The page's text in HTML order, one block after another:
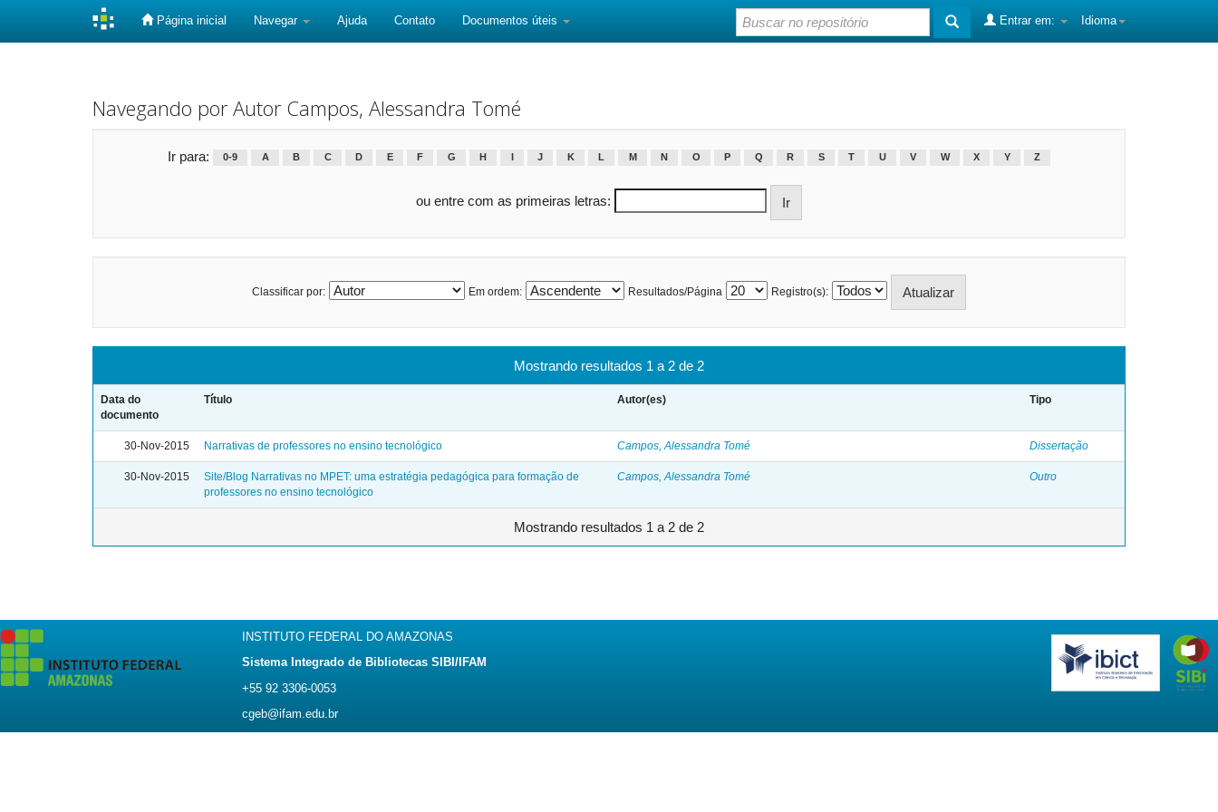
Página inicial Navegar Ajuda Contato Documentos úteis Idioma
Entrar em:
Navegando por Autor Campos, Alessandra Tomé
Ir para: 0-9 A B C D E F G H J K L M N O P Q R S T U V W X Y Z
ou entre com as primeiras letras:
Classificar por: Em ordem: Resultados/Página Registro(s):
Mostrando resultados 1 a 2 de 2
Data do
documento
Título Autor(es) Tipo
30-Nov-2015 Narrativas de professores no ensino tecnológico Campos, Alessandra Tomé Dissertação
30-Nov-2015
Site/Blog Narrativas no MPET: uma estratégia pedagógica para formação de
professores no ensino tecnológico
Campos, Alessandra Tomé Outro
Mostrando resultados 1 a 2 de 2
INSTITUTO FEDERAL DO AMAZONAS
Sistema Integrado de Bibliotecas SIBI/IFAM
+55 92 3306-0053
cgeb@ifam.edu.br